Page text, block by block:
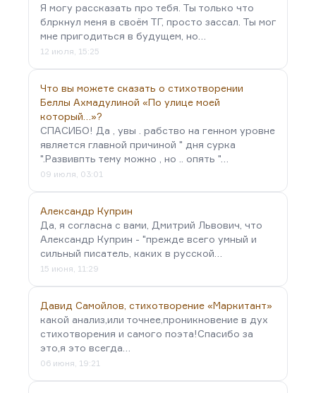
Я могу рассказать про тебя. Ты только что
блркнул меня в своём ТГ, просто зассал. Ты мог
мне пригодиться в будущем, но…
12 июля, 15:25
Что вы можете сказать о стихотворении
Беллы Ахмадулиной «По улице моей
который…»?
СПАСИБО! Да , увы . рабство на генном уровне
является главной причиной " дня сурка
".Развивпть тему можно , но .. опять "…
09 июля, 03:01
Александр Куприн
Да, я согласна с вами, Дмитрий Львович, что
Александр Куприн - "прежде всего умный и
сильный писатель, каких в русской…
15 июня, 11:29
Давид Самойлов, стихотворение «Маркитант»
какой анализ,или точнее,проникновение в дух
стихотворения и самого поэта!Спасибо за
это,я это всегда…
06 июня, 19:21